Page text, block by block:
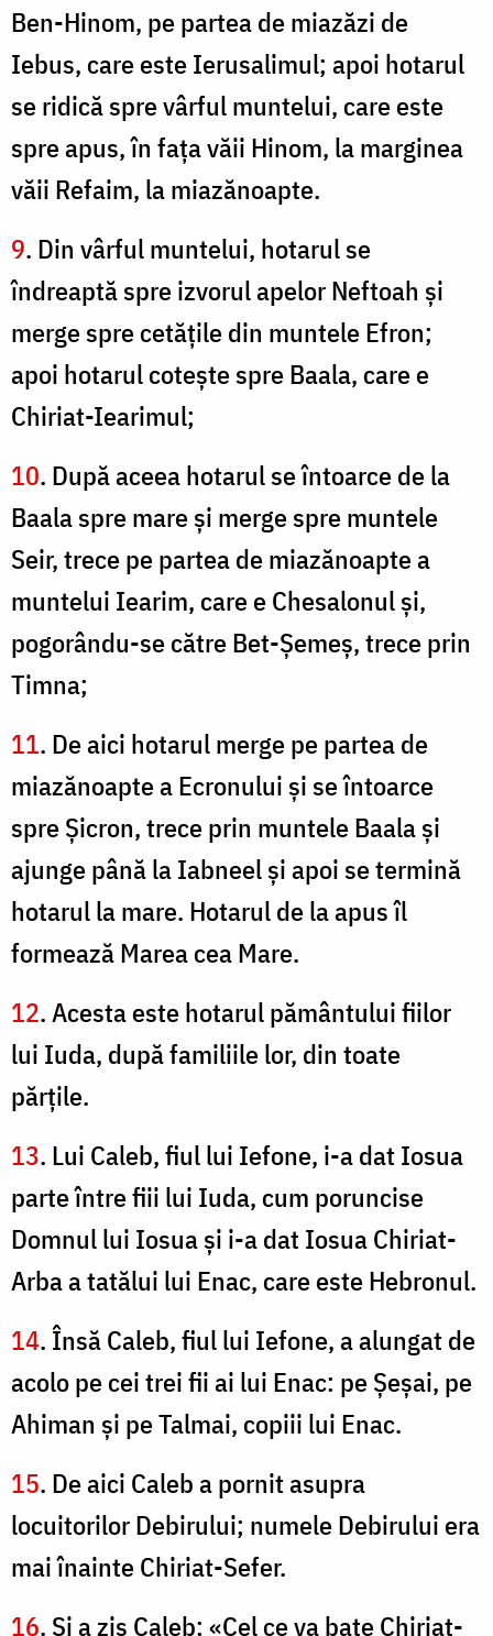
Ben-Hinom, pe partea de miazăzi de
Iebus, care este Ierusalimul; apoi hotarul
se ridică spre vârful muntelui, care este
spre apus, în faţa văii Hinom, la marginea
văii Refaim, la miazănoapte.
9. Din vârful muntelui, hotarul se
îndreaptă spre izvorul apelor Neftoah şi
merge spre cetăţile din muntele Efron;
apoi hotarul coteşte spre Baala, care e
Chiriat-Iearimul;
10. După aceea hotarul se întoarce de la
Baala spre mare şi merge spre muntele
Seir, trece pe partea de miazănoapte a
muntelui Iearim, care e Chesalonul şi,
pogorându-se către Bet-Şemeş, trece prin
Timna;
11. De aici hotarul merge pe partea de
miazănoapte a Ecronului şi se întoarce
spre Şicron, trece prin muntele Baala şi
ajunge până la Iabneel şi apoi se termină
hotarul la mare. Hotarul de la apus îl
formează Marea cea Mare.
12. Acesta este hotarul pământului fiilor
lui Iuda, după familiile lor, din toate
părţile.
13. Lui Caleb, fiul lui Iefone, i-a dat Iosua
parte între fiii lui Iuda, cum poruncise
Domnul lui Iosua şi i-a dat Iosua Chiriat-
Arba a tatălui lui Enac, care este Hebronul.
14. Însă Caleb, fiul lui Iefone, a alungat de
acolo pe cei trei fii ai lui Enac: pe Şeşai, pe
Ahiman şi pe Talmai, copiii lui Enac.
15. De aici Caleb a pornit asupra
locuitorilor Debirului; numele Debirului era
mai înainte Chiriat-Sefer.
16. Şi a zis Caleb: «Cel ce va bate Chiriat-